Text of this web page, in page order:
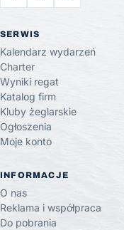
SERWIS
Kalendarz wydarzeń
Charter
Wyniki regat
Katalog firm
Kluby żeglarskie
Ogłoszenia
Moje konto
INFORMACJE
O nas
Reklama i współpraca
Do pobrania